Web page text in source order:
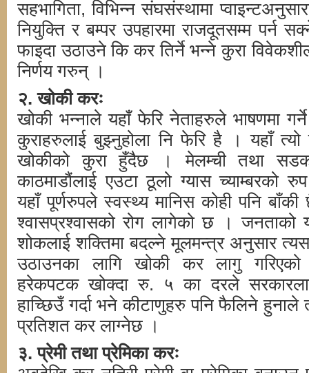
सहभागिता, विभिन्न संघसंस्थामा
नियुक्ति र बम्पर उपहारमा राजदूतसम्म पर्न
फाइदा उठाउने कि कर तिर्ने भन्ने कुरा
निर्णय गरुन् ।
२. खोकी करः
खोकी भन्नाले यहाँ फेरि नेताहरुले भाषणमा गर्ने
कुराहरुलाई बुझ्नुहोला नि फेरि है । यहाँ
खोकीको कुरा हुँदैछ । मेलम्ची तथा सडक
काठमाडौंलाई एउटा ठूलो ग्यास च्याम्बरको
यहाँ पूर्णरुपले स्वस्थ्य मानिस कोही पनि
श्वासप्रश्वासको रोग लागेको छ । जनताको
शोकलाई शक्तिमा बदल्ने मूलमन्त्र अनुसार
उठाउनका लागि खोकी कर लागु
हरेकपटक खोक्दा रु. ५ का दरले
हाच्छिउँ गर्दा भने कीटाणुहरु पनि फैलिने हुनाले
प्रतिशत कर लाग्नेछ ।
३. प्रेमी तथा प्रेमिका करः